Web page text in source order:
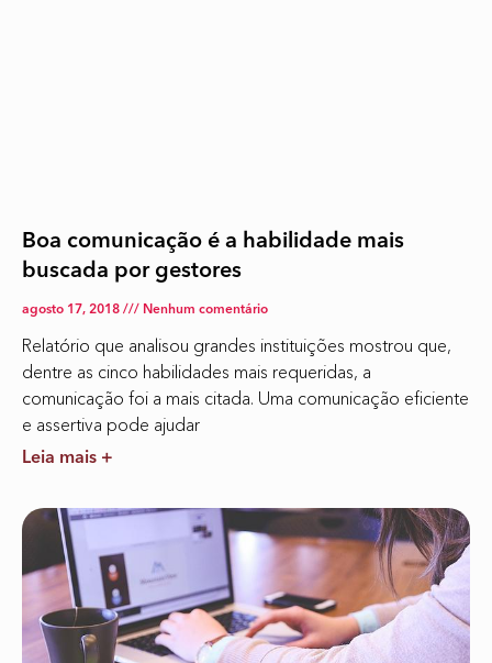
Boa comunicação é a habilidade mais
buscada por gestores
agosto 17, 2018 Nenhum comentário
Relatório que analisou grandes instituições mostrou que,
dentre as cinco habilidades mais requeridas, a
comunicação foi a mais citada. Uma comunicação eficiente
e assertiva pode ajudar
Leia mais +